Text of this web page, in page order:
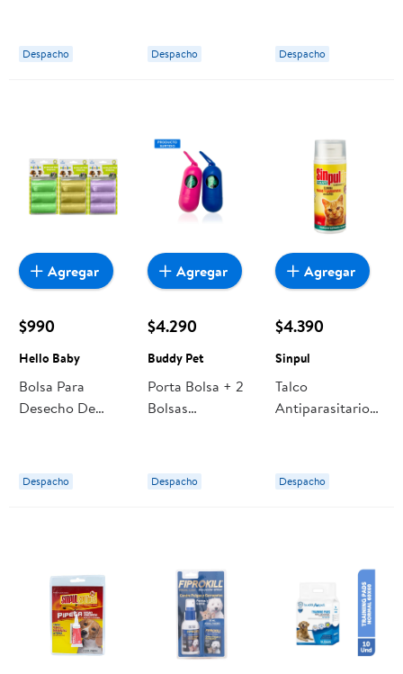
Despacho Despacho
Un Buddy Pet
Despacho
$990
Hello Baby
Bolsa Para
Desecho De
Despacho
Agregar
$4.290
Buddy Pet
Porta Bolsa + 2
Bolsas
Despacho
Agregar
$4.390
Sinpul
Talco
Antiparasitario
Despacho
Agregar